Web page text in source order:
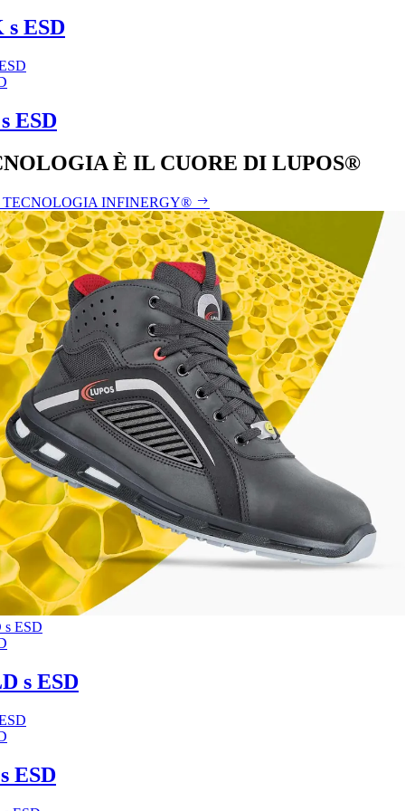
s ESD
ESD
È IL CUORE DI LUPOS®
TECNOLOGIA INFINERGY®
s ESD
ESD